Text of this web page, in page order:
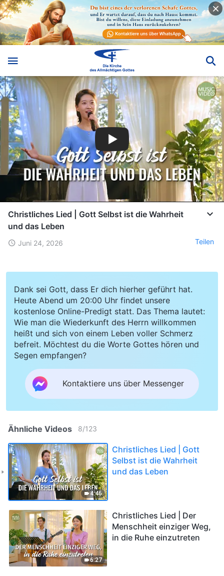
Christliches Lied | Gott Selbst ist die Wahrheit
und das Leben
Juni 24, 2026 Teilen
Dank sei Gott, dass Er dich hierher geführt hat.
Heute Abend um 20:00 Uhr findet unsere
kostenlose Online-Predigt statt. Das Thema lautet:
Wie man die Wiederkunft des Herrn willkommen
heißt und sich von einem Leben voller Schmerz
befreit. Möchtest du die Worte Gottes hören und
Segen empfangen?
Kontaktiere uns über Messenger
Ähnliche Videos 8/123
4:46
Christliches Lied | Gott
Selbst ist die Wahrheit
und das Leben
6:27
Christliches Lied | Der
Menschheit einziger Weg,
in die Ruhe einzutreten